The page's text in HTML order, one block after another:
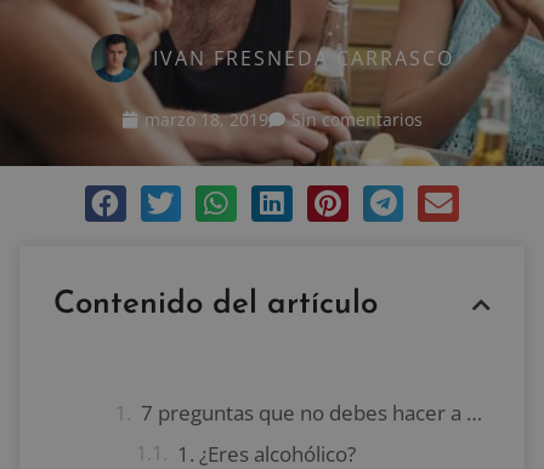
IVAN FRESNEDA CARRASCO
marzo 18, 2019 Sin comentarios
Contenido del artículo
7 preguntas que no debes hacer a alguien que no bebe alcohol
1. ¿Eres alcohólico?